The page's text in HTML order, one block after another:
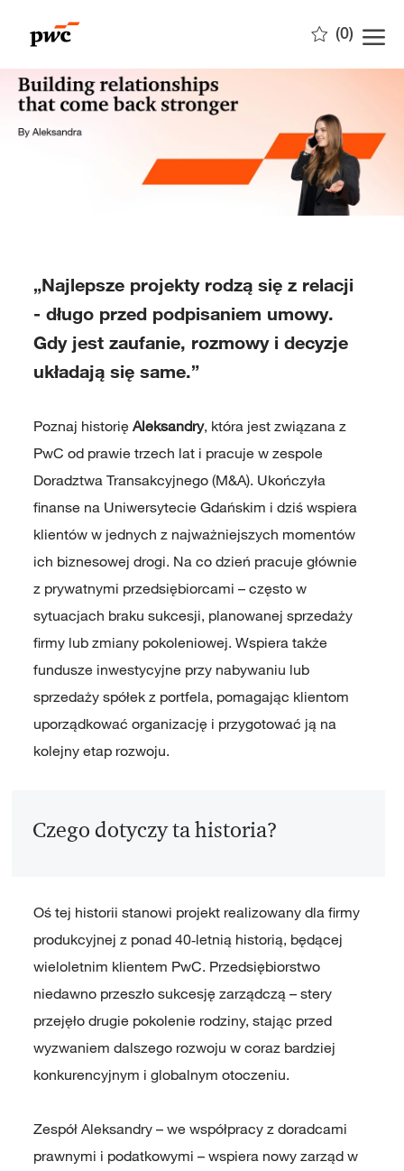
(0)
„Najlepsze projekty rodzą się z relacji
- długo przed podpisaniem umowy.
Gdy jest zaufanie, rozmowy i decyzje
układają się same.”
Poznaj historię Aleksandry, która jest związana z
PwC od prawie trzech lat i pracuje w zespole
Doradztwa Transakcyjnego (M&A). Ukończyła
finanse na Uniwersytecie Gdańskim i dziś wspiera
klientów w jednych z najważniejszych momentów
ich biznesowej drogi. Na co dzień pracuje głównie
z prywatnymi przedsiębiorcami – często w
sytuacjach braku sukcesji, planowanej sprzedaży
firmy lub zmiany pokoleniowej. Wspiera także
fundusze inwestycyjne przy nabywaniu lub
sprzedaży spółek z portfela, pomagając klientom
uporządkować organizację i przygotować ją na
kolejny etap rozwoju.
Czego dotyczy ta historia?
Oś tej historii stanowi projekt realizowany dla firmy
produkcyjnej z ponad 40‑letnią historią, będącej
wieloletnim klientem PwC. Przedsiębiorstwo
niedawno przeszło sukcesję zarządczą – stery
przejęło drugie pokolenie rodziny, stając przed
wyzwaniem dalszego rozwoju w coraz bardziej
konkurencyjnym i globalnym otoczeniu.
Zespół Aleksandry – we współpracy z doradcami
prawnymi i podatkowymi – wspiera nowy zarząd w